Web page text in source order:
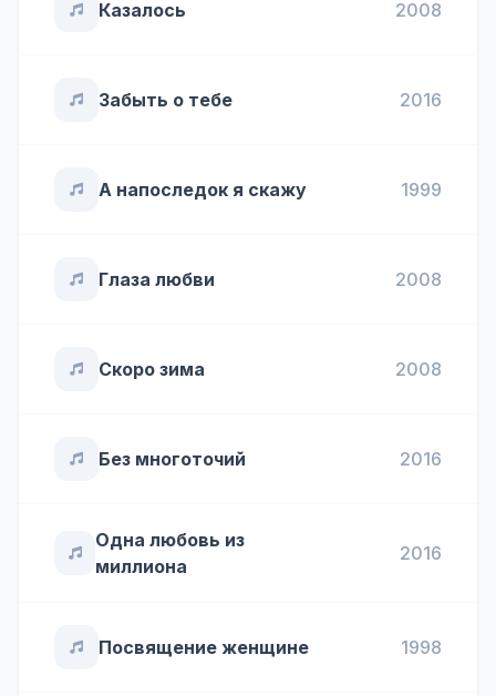
Казалось 2008
Забыть о тебе 2016
А напоследок я скажу 1999
Глаза любви 2008
Скоро зима 2008
Без многоточий 2016
Одна любовь из
миллиона
2016
Посвящение женщине 1998